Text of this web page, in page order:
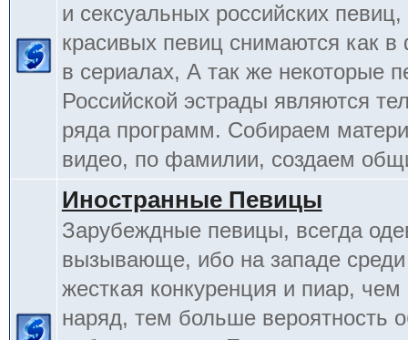
и сексуальных российских
красивых певиц снимаются как
в сериалах, А так же некоторые
Российской эстрады являются
ряда программ. Собираем
видео, по фамилии, создаем
Иностранные Певицы
Зарубеждные певицы, всегда
вызывающе, ибо на западе среди
жесткая конкуренция и пиар, чем
наряд, тем больше вероятность